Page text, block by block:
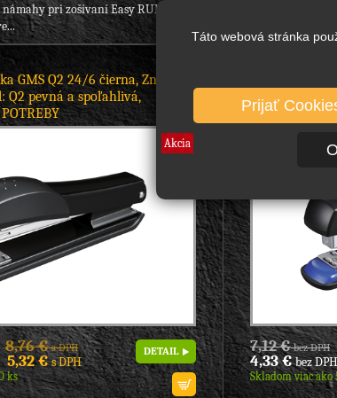
Táto webová stránka
Prijať
pri zošívaní Easy RUN
GMS Q2 24/6 čierna, Značka:
Q2 pevná a spoľahlivá,
Akcia
8,76 €s DPH
5,32 €s DPH
ks
DETAIL
GENMES,
7,12 €bez DPH
4,33 €bez
Skladom viac ako